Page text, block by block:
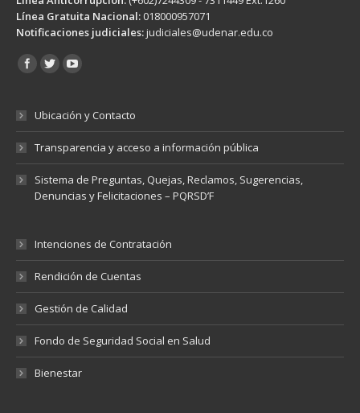
Línea Gratuita Nacional: 018000957071
Notificaciones judiciales:judiciales@udenar.edu.co
Encuéntranos en:
Ubicación y Contacto
Transparencia y acceso a información pública
Sistema de Preguntas, Quejas, Reclamos, Sugerencias,
Denuncias y Felicitaciones – PQRSD’F
Intenciones de Contratación
Rendición de Cuentas
Gestión de Calidad
Fondo de Seguridad Social en Salud
Bienestar